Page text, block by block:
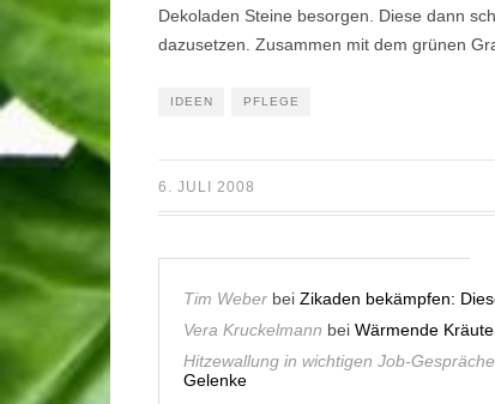
Dekoladen Steine besorgen. Diese dann
dazusetzen. Zusammen mit dem grünen
IDEEN PFLEGE
6. JULI 2008
Tim Weber bei Zikaden bekämpfen:
Vera Kruckelmann bei Wärmende
Hitzewallung in wichtigen Job-
Gelenke